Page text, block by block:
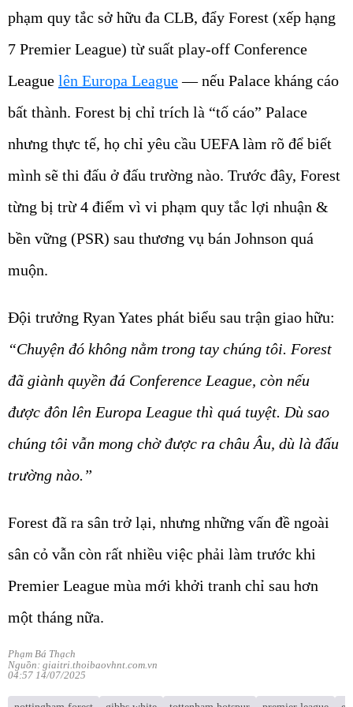
phạm quy tắc sở hữu đa CLB, đẩy Forest (xếp hạng
7 Premier League) từ suất play-off Conference
League lên Europa League— nếu Palace kháng cáo
bất thành. Forest bị chỉ trích là “tố cáo” Palace
nhưng thực tế, họ chỉ yêu cầu UEFA làm rõ để biết
mình sẽ thi đấu ở đấu trường nào. Trước đây, Forest
từng bị trừ 4 điểm vì vi phạm quy tắc lợi nhuận &
bền vững (PSR) sau thương vụ bán Johnson quá
muộn.
Đội trưởng Ryan Yates phát biểu sau trận giao hữu:
“Chuyện đó không nằm trong tay chúng tôi. Forest
đã giành quyền đá Conference League, còn nếu
được đôn lên Europa League thì quá tuyệt. Dù sao
chúng tôi vẫn mong chờ được ra châu Âu, dù là đấu
trường nào.”
Forest đã ra sân trở lại, nhưng những vấn đề ngoài
sân cỏ vẫn còn rất nhiều việc phải làm trước khi
Premier League mùa mới khởi tranh chỉ sau hơn
một tháng nữa.
Phạm Bá Thạch
Nguồn: giaitri.thoibaovhnt.com.vn
04:57 14/07/2025